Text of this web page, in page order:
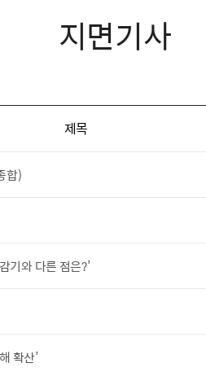
지면기사
제목
합)
기와 다른 점은?’
확산’